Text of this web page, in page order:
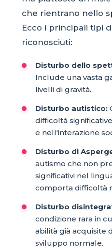
che rientrano nello
Ecco i principali tipi
riconosciuti:
Disturbo dello
Include una vasta
livelli di gravità.
Disturbo autistico:
difficoltà
e nell'interazione
Disturbo di
autismo che non
significativi nel
comporta difficoltà
Disturbo
condizione rara in
abilità già acquisite
sviluppo normale.